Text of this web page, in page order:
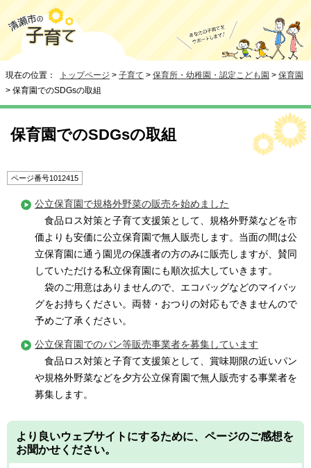
現在の位置： トップページ > 子育て > 保育所・幼稚園・認定こども園 > 保育園
> 保育園でのSDGsの取組
保育園でのSDGsの取組
ページ番号1012415
公立保育園で規格外野菜の販売を始めました
食品ロス対策と子育て支援策として、規格外野菜などを市
価よりも安価に公立保育園で無人販売します。当面の間は公
立保育園に通う園児の保護者の方のみに販売しますが、賛同
していただける私立保育園にも順次拡大していきます。
袋のご用意はありませんので、エコバッグなどのマイバッ
グをお持ちください。両替・おつりの対応もできませんので
予めご了承ください。
公立保育園でのパン等販売事業者を募集しています
食品ロス対策と子育て支援策として、賞味期限の近いパン
や規格外野菜などを夕方公立保育園で無人販売する事業者を
募集します。
より良いウェブサイトにするために、ページのご感想を
お聞かせください。